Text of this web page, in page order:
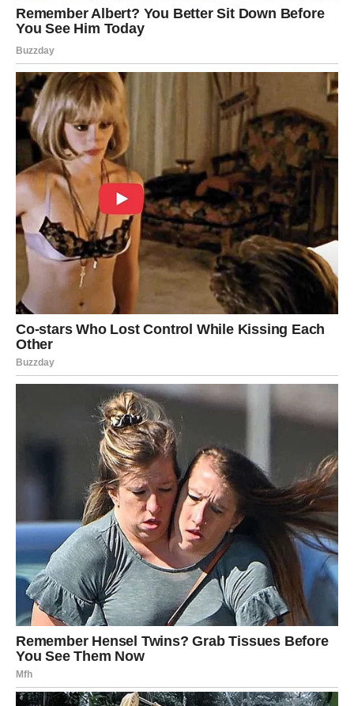
Poslovno vas očekuje prilika da pokažete svoje ideje, dok
ljubavni život donosi više spontanih i lijepih trenutaka.
Ribe
Ribama zvijezde donose unutrašnji mir i osjećaj da su
konačno pronašle pravi pravac. Sve ono što vas je
zbunjivalo polako nestaje, a pred vama se otvara period u
kojem ćete mnogo sigurnije donositi odluke.
Na ljubavnom planu očekuju vas iskrene emocije, dok će
poslovni segment donijeti priliku koja može imati veliki
značaj za vašu budućnost.
Odgovori koje ste dugo tražili ne dolaze uvijek u obliku
velikih događaja. Ponekad ih donese jedan razgovor,
jedna odluka ili jedan trenutak u kojem sve odjednom
postane jasno. Upravo takvu energiju donosi period koji
Zvijezde vas podsjećaju da istina nije neprijatelj. Ona
oslobađa od sumnji, vraća unutrašnji mir i pokazuje kojim
putem treba krenuti dalje. Zato pažljivo slušajte ono što
vam život govori, posmatrajte ljude oko sebe i vjerujte
vlastitom osjećaju. Ono što vam je do juče izgledalo kao
velika misterija uskoro će postati sasvim razumljivo, a
upravo u toj jasnoći pronaći ćete snagu za novo i mnogo
ljepše poglavlje svog života.